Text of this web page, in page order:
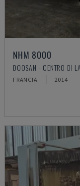
NHM 8000
DOOSAN - CENTRO DI
FRANCIA 2014